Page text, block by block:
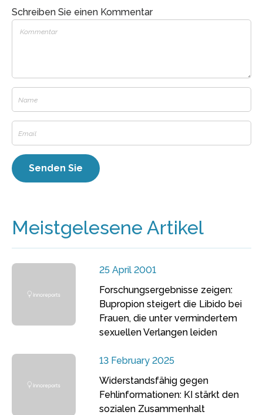
Schreiben Sie einen Kommentar
Meistgelesene Artikel
25 April 2001
Forschungsergebnisse zeigen:
Bupropion steigert die Libido bei
Frauen, die unter vermindertem
sexuellen Verlangen leiden
13 February 2025
Widerstandsfähig gegen
Fehlinformationen: KI stärkt den
sozialen Zusammenhalt